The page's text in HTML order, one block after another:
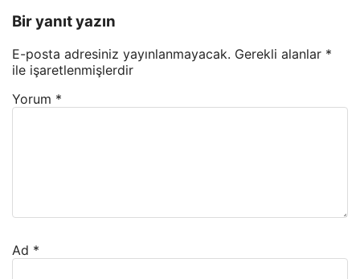
Bir yanıt yazın
E-posta adresiniz yayınlanmayacak. Gerekli alanlar *
ile işaretlenmişlerdir
Yorum *
Ad *